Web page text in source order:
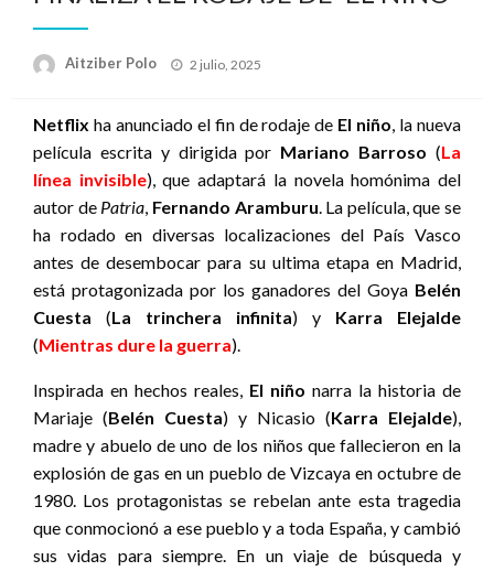
Aitziber Polo
Publicado
2 julio, 2025
Netflix ha anunciado el fin de rodaje de El niño, la nueva
película escrita y dirigida por Mariano Barroso (La
línea invisible), que adaptará la novela homónima del
autor de Patria, Fernando Aramburu. La película, que se
ha rodado en diversas localizaciones del País Vasco
antes de desembocar para su ultima etapa en Madrid,
está protagonizada por los ganadores del Goya Belén
Cuesta (La trinchera infinita) y Karra Elejalde
(Mientras dure la guerra).
Inspirada en hechos reales, El niño narra la historia de
Mariaje (Belén Cuesta) y Nicasio (Karra Elejalde),
madre y abuelo de uno de los niños que fallecieron en la
explosión de gas en un pueblo de Vizcaya en octubre de
1980. Los protagonistas se rebelan ante esta tragedia
que conmocionó a ese pueblo y a toda España, y cambió
sus vidas para siempre. En un viaje de búsqueda y